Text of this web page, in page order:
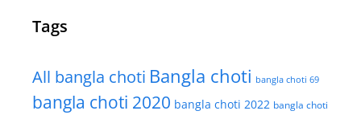
Tags
All bangla choti Bangla choti bangla choti 69
bangla choti 2020 bangla choti 2022 bangla choti